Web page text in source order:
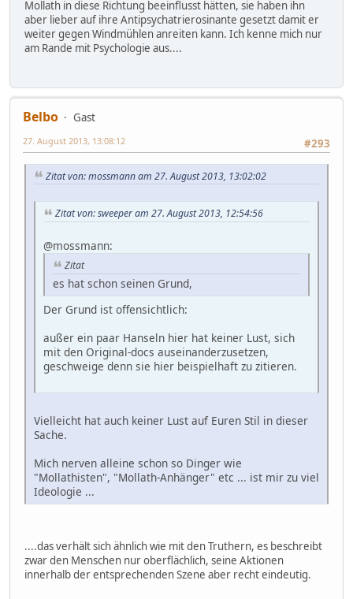
Mollath in diese Richtung beeinflusst hätten, sie haben ihn
aber lieber auf ihre Antipsychatrierosinante gesetzt damit er
weiter gegen Windmühlen anreiten kann. Ich kenne mich nur
am Rande mit Psychologie aus....
Belbo
Gast
#293
27. August 2013, 13:08:12
Zitat von: mossmann am 27. August 2013, 13:02:02
Zitat von: sweeper am 27. August 2013, 12:54:56
@mossmann:
Zitat
es hat schon seinen Grund,
Der Grund ist offensichtlich:
außer ein paar Hanseln hier hat keiner Lust, sich
mit den Original-docs auseinanderzusetzen,
geschweige denn sie hier beispielhaft zu zitieren.
Vielleicht hat auch keiner Lust auf Euren Stil in dieser
Sache.
Mich nerven alleine schon so Dinger wie
"Mollathisten", "Mollath-Anhänger" etc ... ist mir zu viel
Ideologie ...
....das verhält sich ähnlich wie mit den Truthern, es beschreibt
zwar den Menschen nur oberflächlich, seine Aktionen
innerhalb der entsprechenden Szene aber recht eindeutig.